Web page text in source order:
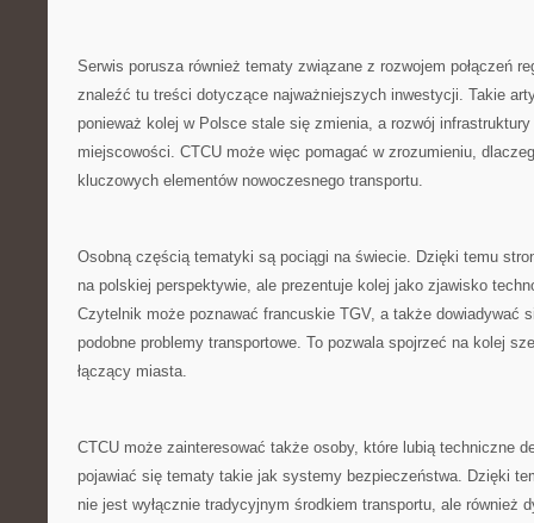
Serwis porusza również tematy związane z rozwojem połączeń
znaleźć tu treści dotyczące najważniejszych inwestycji. Takie
ponieważ kolej w Polsce stale się zmienia, a rozwój infrastruktury
miejscowości. CTCU może więc pomagać w zrozumieniu,
kluczowych elementów nowoczesnego transportu.
Osobną częścią tematyki są pociągi na świecie. Dzięki temu
na polskiej perspektywie, ale prezentuje kolej jako zjawisko
Czytelnik może poznawać francuskie TGV, a także dowiadywać
podobne problemy transportowe. To pozwala spojrzeć na kolej
łączący miasta.
CTCU może zainteresować także osoby, które lubią techniczne
pojawiać się tematy takie jak systemy bezpieczeństwa. Dzięki
nie jest wyłącznie tradycyjnym środkiem transportu, ale również